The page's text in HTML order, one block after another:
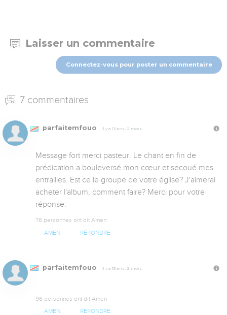
Laisser un commentaire
Connectez-vous pour poster un commentaire
7 commentaires
parfaitemfouo Il y a 13 ans, 2 mois
Message fort merci pasteur. Le chant en fin de
prédication a bouleversé mon cœur et secoué mes
entrailles. Est ce le groupe de votre église? J'aimerai
acheter l'album, comment faire? Merci pour votre
réponse.
76 personnes ont dit Amen
AMEN RÉPONDRE
parfaitemfouo Il y a 13 ans, 2 mois
96 personnes ont dit Amen
AMEN RÉPONDRE